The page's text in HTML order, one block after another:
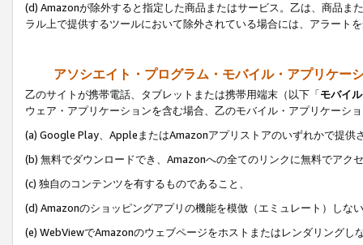
(d) Amazonが除外すると指定した商品またはサービス。乙は、商品ま
ラル上で提供するツールにおいて除外されている場合には、アラート
アソシエイト・プログラム・モバイル・アプリケー
乙のサイトが携帯電話、タブレットまたは携帯用端末（以下「モバイ
ウェア・アプリケーションを含む場合、乙のモバイル・アプリケーシ
(a) Google Play、AppleまたはAmazonアプリストアのいずれかで提供
(b) 無料でダウンロードでき、Amazonへの全てのリンクに無料でアク
(c) 独自のコンテンツを有するものであること、
(d) Amazonのショッピングアプリの機能を模倣（エミュレート）しな
(e) WebViewでAmazonのウェブページをホストまたはレンダリングし